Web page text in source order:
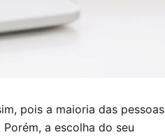
pois a maioria das pessoas
a escolha do seu